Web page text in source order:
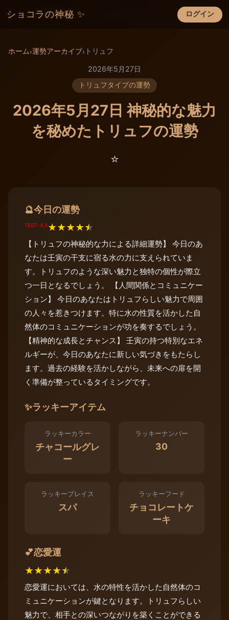
ショコラの神秘 ✨ ログイン
×
ホーム›運勢アーカイブ› トリュフ
2026年5月27日
トリュフタイプの運勢
2026年5月27日 神秘的な魅力
を秘めたトリュフの運勢
⭐️
🔮今日の運勢
TEST: 4.5★★★★★
【トリュフの神秘的な力による詳細運勢】 今日のあ
なたは壬寅の干支に宿る水の力に支えられていま
す。トリュフのような深い魅力と独特の個性が際立
つ一日となるでしょう。 【人間関係とコミュニケー
ション】 今日のあなたはトリュフらしい魅力で周囲
の人々を惹きつけます。特に水の性質を活かした自
然体のコミュニケーションが功を奏するでしょう。
【精神的な成長とチャンス】 壬寅の持つ特別なエネ
ルギーが、今日のあなたに新しい気づきをもたらし
ます。過去の経験を活かしながら、未来への扉を開
く準備が整っているタイミングです。
✨ラッキーアイテム
ラッキーカラー
チャコールグレ
ー
ラッキーナンバー
30
ラッキープレイス
スパ
ラッキーフード
チョコレートケ
ーキ
💕恋愛運
★★★★★
恋愛運においては、水の特性を活かした自然体のコ
ミュニケーションが鍵となります。トリュフらしい
魅力で、相手との深いつながりを築くことができる